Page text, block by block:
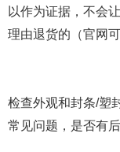
以作为证据，不会
理由退货的（官网
检查外观和封条/塑
常见问题，是否有后